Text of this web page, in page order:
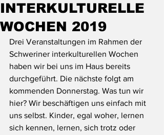
INTERKULTURELLE
WOCHEN 2019
Drei Veranstaltungen im Rahmen der
Schweriner interkulturellen Wochen
haben wir bei uns im Haus bereits
durchgeführt. Die nächste folgt am
kommenden Donnerstag. Was tun wir
hier? Wir beschäftigen uns einfach mit
uns selbst. Kinder, egal woher, lernen
sich kennen, lernen, sich trotz oder